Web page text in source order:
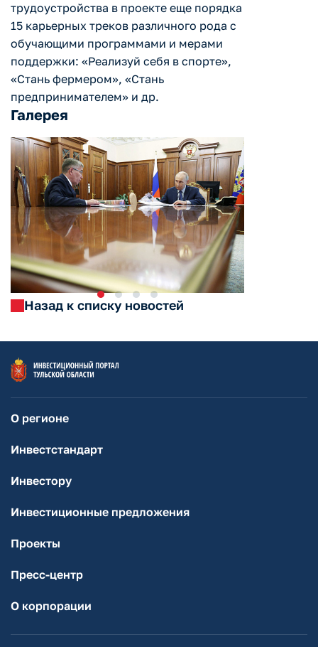
трудоустройства в проекте еще порядка
15 карьерных треков различного рода с
обучающими программами и мерами
поддержки: «Реализуй себя в спорте»,
«Стань фермером», «Стань
предпринимателем» и др.
Галерея
Назад к списку новостей
О регионе
Инвестстандарт
Инвестору
Инвестиционные предложения
Проекты
Пресс-центр
О корпорации